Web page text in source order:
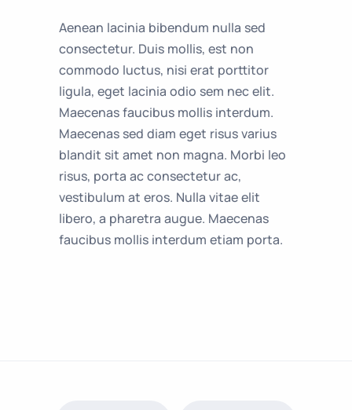
Aenean lacinia bibendum nulla sed
consectetur. Duis mollis, est non
commodo luctus, nisi erat porttitor
ligula, eget lacinia odio sem nec elit.
Maecenas faucibus mollis interdum.
Maecenas sed diam eget risus varius
blandit sit amet non magna. Morbi leo
risus, porta ac consectetur ac,
vestibulum at eros. Nulla vitae elit
libero, a pharetra augue. Maecenas
faucibus mollis interdum etiam porta.